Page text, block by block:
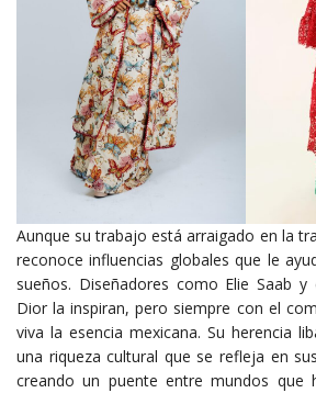
Aunque su trabajo está arraigado en la
reconoce influencias globales que le
sueños. Diseñadores como Elie Saab
Dior la inspiran, pero siempre con el
viva la esencia mexicana. Su herencia
una riqueza cultural que se refleja en
creando un puente entre mundos que